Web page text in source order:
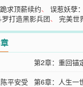
求顶薪续约、误惹妖孽
打造黑影兵团、完美世
第2章：重回锚
平安受
第6章：人生一